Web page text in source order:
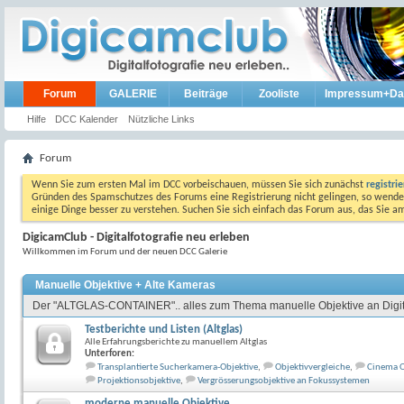
Forum
Hilfe DCC Kalender Nützliche Links
GALERIE Beiträge Zooliste
Forum
Wenn Sie zum ersten Mal im DCC vorbeischauen, müssen Sie sich zunächst
Gründen des Spamschutzes des Forums eine Registrierung nicht gelingen, so
einige Dinge besser zu verstehen. Suchen Sie sich einfach das Forum aus, das
DigicamClub - Digitalfotografie neu erleben
Willkommen im Forum und der neuen DCC Galerie
Manuelle Objektive + Alte Kameras
Der "ALTGLAS-CONTAINER".. alles zum Thema manuelle Objektive an
Testberichte und Listen (Altglas)
Alle Erfahrungsberichte zu manuellem Altglas
Unterforen:
Transplantierte Sucherkamera-Objektive, Objektivvergleiche,
Cinema
Projektionsobjektive, Vergrösserungsobjektive an Fokussystemen